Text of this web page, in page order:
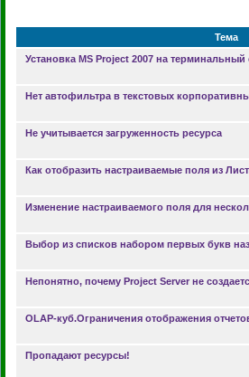
Тема
Установка MS Project 2007 на терминальный
Нет автофильтра в текстовых
Не учитывается загруженность ресурса
Как отобразить настраиваемые поля из
Изменение настраиваемого поля для
Выбор из списков набором первых букв
Непонятно, почему Project Server не
OLAP-куб.Ограничения отображения
Пропадают ресурсы!